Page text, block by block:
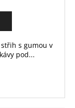
s gumou v
pod...